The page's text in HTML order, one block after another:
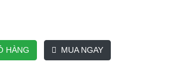
HÀNG MUA NGAY